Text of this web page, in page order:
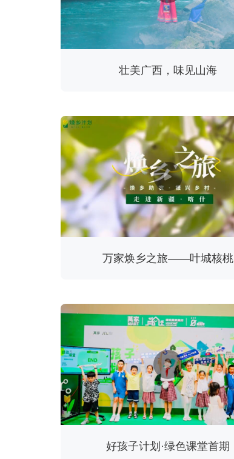
壮美广西，味见山海
万家焕乡之旅——叶城核桃
好孩子计划·绿色课堂首期